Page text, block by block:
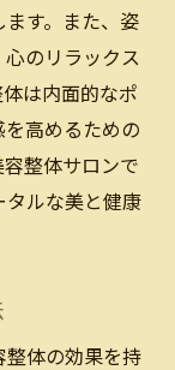
姿勢改善
可能性
体が人気の
とは
れる理由
両立
す。また、姿
のリラックス
は内面的なポ
高めるための
整体サロンで
タルな美と健康
整体の効果を持